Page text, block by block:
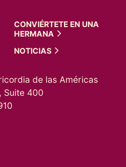
CONVIÉRTETE EN UNA
HERMANA
NOTICIAS
de las Américas
Suite 400